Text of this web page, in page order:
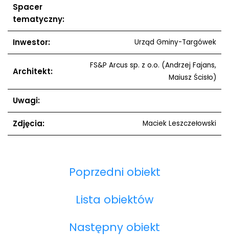
Spacer
tematyczny:
Inwestor: Urząd Gminy-Targówek
Architekt:
FS&P Arcus sp. z o.o. (Andrzej Fajans,
Maiusz Ścisło)
Uwagi:
Zdjęcia: Maciek Leszczełowski
Poprzedni obiekt
Lista obiektów
Następny obiekt